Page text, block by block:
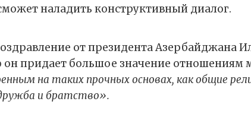
наладить конструктивный диалог.
от президента Азербайджана
он придает большое значение отношениям
на таких прочных основах, как общие
и братство».